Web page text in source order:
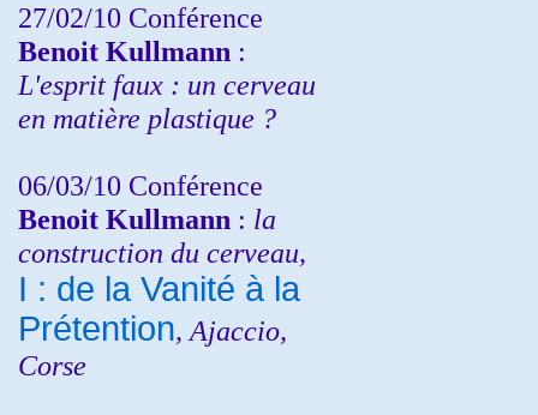
27/02/10 Conférence
Benoit Kullmann :
L'esprit faux : un cerveau
en matière plastique ?
06/03/10 Conférence
Benoit Kullmann : la
construction du cerveau,
I : de la Vanité à la
Prétention, Ajaccio,
Corse